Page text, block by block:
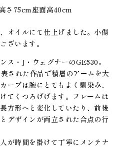
さ75cm座面高40cm
オイルにて仕上げました。小傷
ざいます。
ス・J・ウェグナーのGE530。
された作品で積層のアームを大
ーブは腕にとてもよく馴染み、
てくつろげげます。フレームは
方形へと変化していたり、前後
デザインが両立された合点の行
が時間を掛けて丁寧にメンテナ